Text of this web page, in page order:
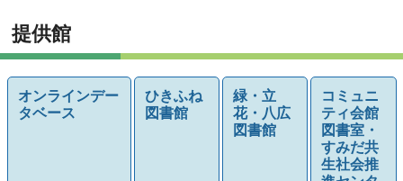
提供館
オンラインデー
タベース
ひきふね
図書館
緑・立
花・八広
図書館
コミュニ
ティ会館
図書室・
すみだ共
生社会推